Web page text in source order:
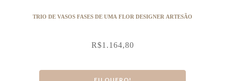
TRIO DE VASOS FASES DE UMA FLOR DESIGNER ARTESÃO
R$1.164,80